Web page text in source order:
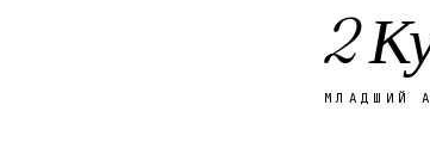
2
МЛАДШИЙ